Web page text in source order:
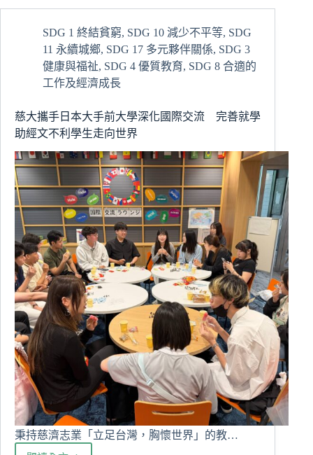
生
紐
西
蘭
展
文
化
交
流
與
氣
行
動
SDG 1 終結貧窮, SDG 10 減少不平等, SDG
11 永續城鄉, SDG 17 多元夥伴關係, SDG 3
健康與福祉, SDG 4 優質教育, SDG 8 合適的
工作及經濟成長
慈大攜手日本大手前大學深化國際交流 完善就學
助經文不利學生走向世界
秉持慈濟志業「立足台灣，胸懷世界」的教…